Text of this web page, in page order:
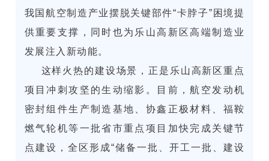
我国航空制造产业摆脱关键部件“卡脖子”困境提
供重要支撑，同时也为乐山高新区高端制造业
发展注入新动能。
这样火热的建设场景，正是乐山高新区重点
项目冲刺攻坚的生动缩影。目前，航空发动机
密封组件生产制造基地、 协鑫正极材料
、福鞍
燃气轮机等一批省市重点项目加快完成关键节
点建设，全区形成“储备一批、开工一批、建设